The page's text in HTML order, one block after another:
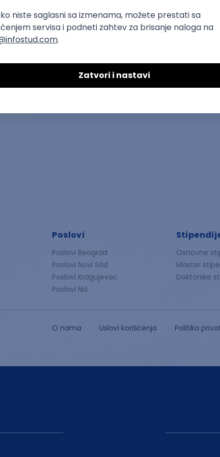
Privatna Beograd 5
Poslovi
Poslovi Beograd
Poslovi Novi Sad
Poslovi Kragujevac
Poslovi Niš
Osnovne
Master
Doktorske
O nama Uslovi korišćenja Politika